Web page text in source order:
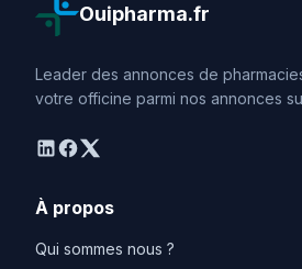
Ouipharma.fr
Leader des annonces de
votre officine parmi nos annonces
linkedin
facebook
twitter
À propos
Qui sommes nous ?